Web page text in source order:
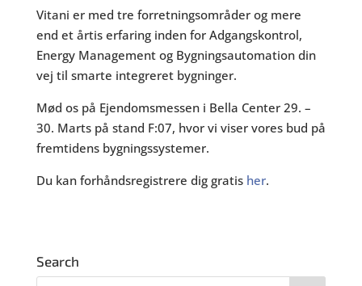
Vitani er med tre forretningsområder og mere
end et årtis erfaring inden for Adgangskontrol,
Energy Management og Bygningsautomation din
vej til smarte integreret bygninger.
Mød os på Ejendomsmessen i Bella Center 29. –
30. Marts på stand F:07, hvor vi viser vores bud på
fremtidens bygningssystemer.
Du kan forhåndsregistrere dig gratis her.
Search